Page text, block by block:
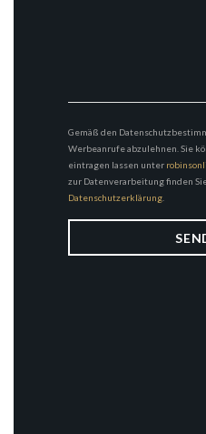
Gemäß den
Werbeanrufe abzulehnen. Sie
eintragen lassen unter
zur Datenverarbeitung finden
Datenschutzerklärung